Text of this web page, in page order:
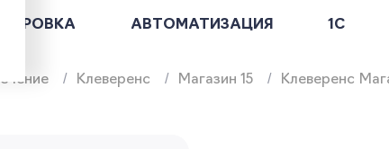
АВТОМАТИЗАЦИЯ 1С
Клеверенс Магазин 15 Клеверенс